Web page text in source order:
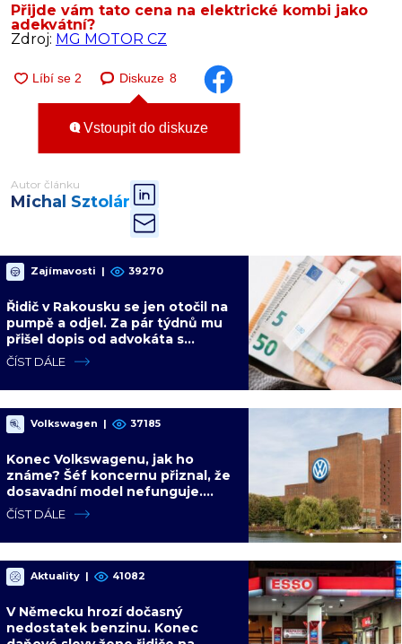
Přijde vám tato cena na elektrické kombi jako
adekvátní?
Zdroj: MG MOTOR CZ
Diskuze 8
Vstoupit do diskuze
Autor článku
Michal Sztolár
Zajímavosti | 39270
Řidič v Rakousku se jen otočil na
pumpě a odjel. Za pár týdnů mu
přišel dopis od advokáta s
požadavkem 9 300 Kč
ČÍST DÁLE
Volkswagen | 37185
Konec Volkswagenu, jak ho
známe? Šéf koncernu přiznal, že
dosavadní model nefunguje.
Ekonom predikuje čínské
převzetí
ČÍST DÁLE
Aktuality | 41082
V Německu hrozí dočasný
nedostatek benzinu. Konec